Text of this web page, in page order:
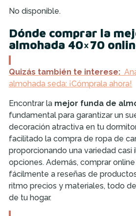
No disponible.
Dónde comprar la
almohada 40×70
Quizás también te interese:
almohada seda: ¡Cómprala ahora!
Encontrar la mejor funda de
fundamental para garantizar un
decoración atractiva en tu
facilitado la compra de ropa de
proporcionando una variedad casi
opciones. Además, comprar
fácilmente a reseñas de
ritmo precios y materiales, todo
de tu hogar.